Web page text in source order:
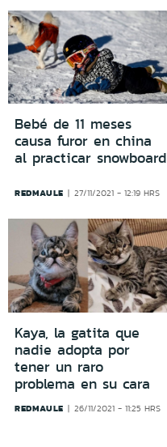
Bebé de 11 meses
causa furor en china
al practicar snowboard
REDMAULE 27/11/2021 - 12:19 HRS
Kaya, la gatita que
nadie adopta por
tener un raro
problema en su cara
REDMAULE 26/11/2021 - 11:25 HRS